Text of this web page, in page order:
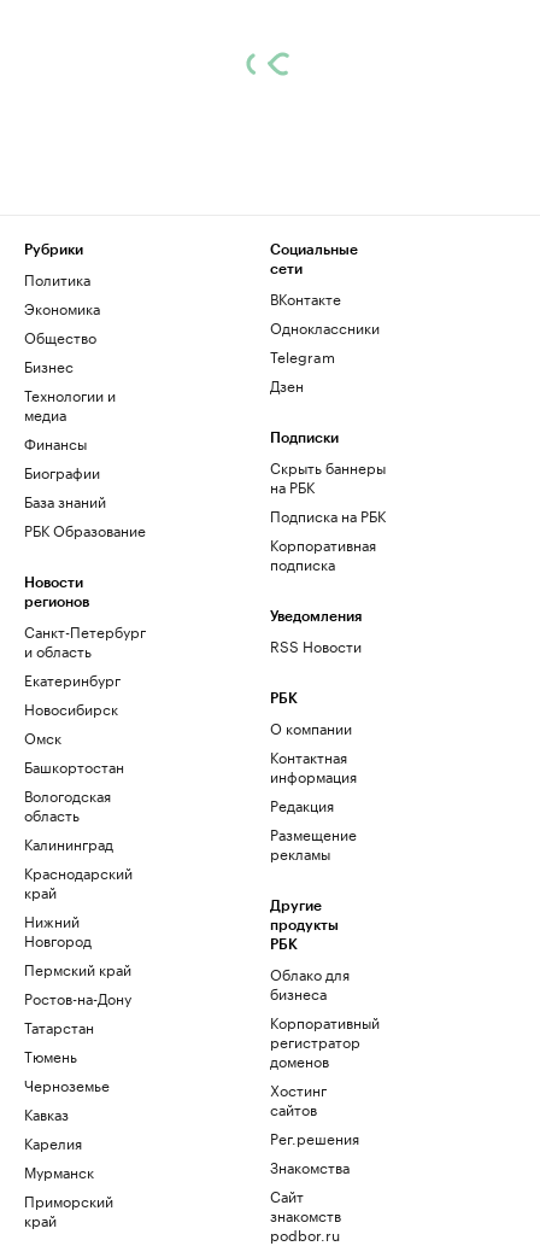
Рубрики
Политика
Экономика
Общество
Бизнес
Технологии и
медиа
Финансы
Биографии
База знаний
РБК Образование
Новости
регионов
Санкт-Петербург
и область
Екатеринбург
Новосибирск
Омск
Башкортостан
Вологодская
область
Калининград
Краснодарский
край
Нижний
Новгород
Пермский край
Ростов-на-Дону
Татарстан
Тюмень
Черноземье
Кавказ
Карелия
Мурманск
Приморский
край
Социальные
сети
ВКонтакте
Одноклассники
Telegram
Дзен
Подписки
Скрыть баннеры
на РБК
Подписка на РБК
Корпоративная
подписка
Уведомления
RSS Новости
РБК
О компании
Контактная
информация
Редакция
Размещение
рекламы
Другие
продукты
РБК
Облако для
бизнеса
Корпоративный
регистратор
доменов
Хостинг
сайтов
Рег.решения
Знакомства
Сайт
знакомств
podbor.ru